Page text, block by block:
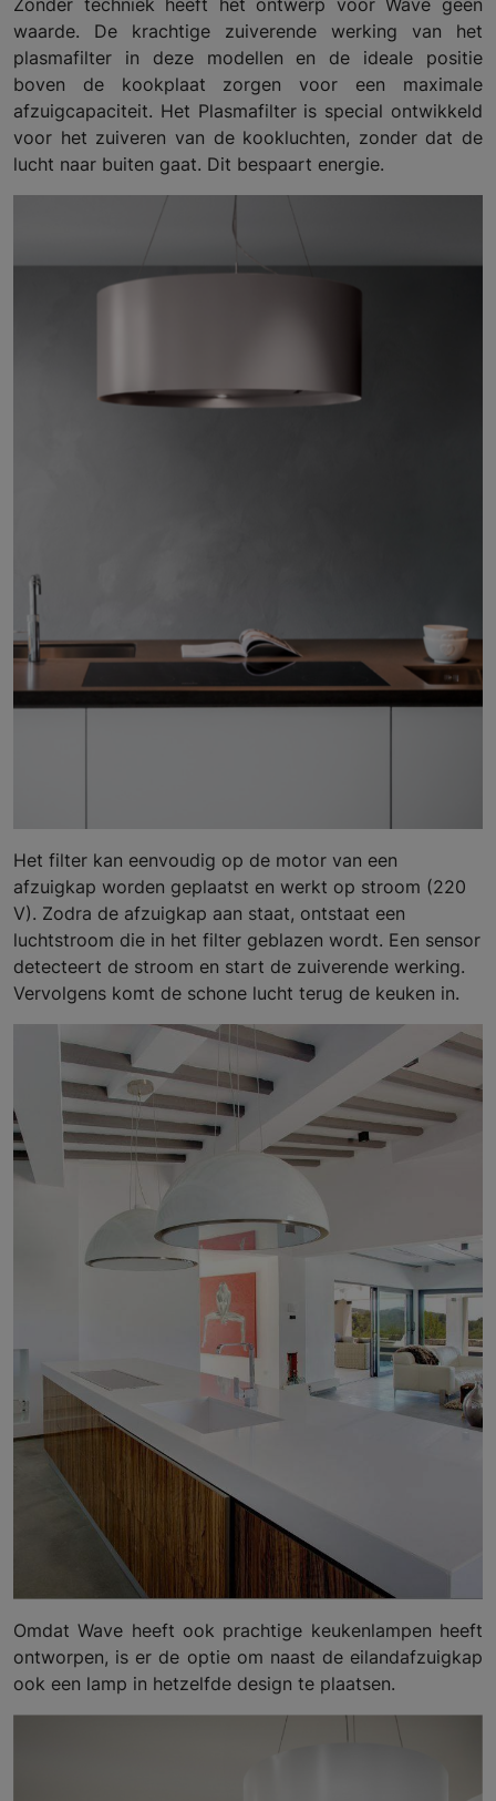
waarde. De krachtige zuiverende werking van het
plasmafilter in deze modellen en de ideale positie
boven de kookplaat zorgen voor een maximale
afzuigcapaciteit. Het Plasmafilter is special ontwikkeld
voor het zuiveren van de kookluchten, zonder dat de
lucht naar buiten gaat. Dit bespaart energie.
Het filter kan eenvoudig op de motor van een
afzuigkap worden geplaatst en werkt op stroom (220
V). Zodra de afzuigkap aan staat, ontstaat een
luchtstroom die in het filter geblazen wordt. Een sensor
detecteert de stroom en start de zuiverende werking.
Vervolgens komt de schone lucht terug de keuken in.
Omdat Wave heeft ook prachtige keukenlampen heeft
ontworpen, is er de optie om naast de eilandafzuigkap
ook een lamp in hetzelfde design te plaatsen.